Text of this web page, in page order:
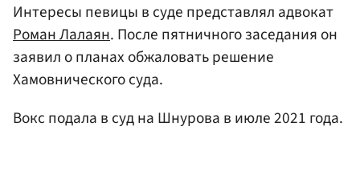
Интересы певицы в суде представлял адвокат
Роман Лалаян. После пятничного заседания он
заявил о планах обжаловать решение
Хамовнического суда.
Вокс подала в суд на Шнурова в июле 2021 года.